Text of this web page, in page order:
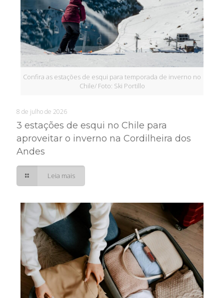
Confira as estações de esqui para temporada de inverno no
Chile/ Foto: Ski Portillo
8 de julho de 2026
3 estações de esqui no Chile para
aproveitar o inverno na Cordilheira dos
Andes
Leia mais